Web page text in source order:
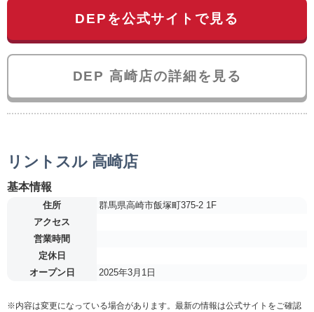
DEPを公式サイトで見る
DEP 高崎店の詳細を見る
リントスル 高崎店
基本情報
住所
群馬県高崎市飯塚町375-2 1F
アクセス
営業時間
定休日
オープン日
2025年3月1日
※内容は変更になっている場合があります。最新の情報は公式サイトをご確認